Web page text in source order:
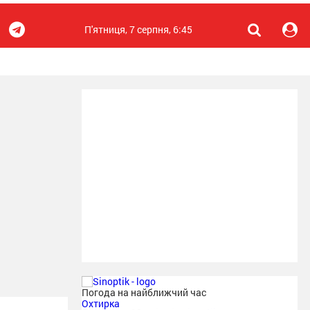
П'ятниця, 7 серпня, 6:45
Погода на найближчий час
Охтирка